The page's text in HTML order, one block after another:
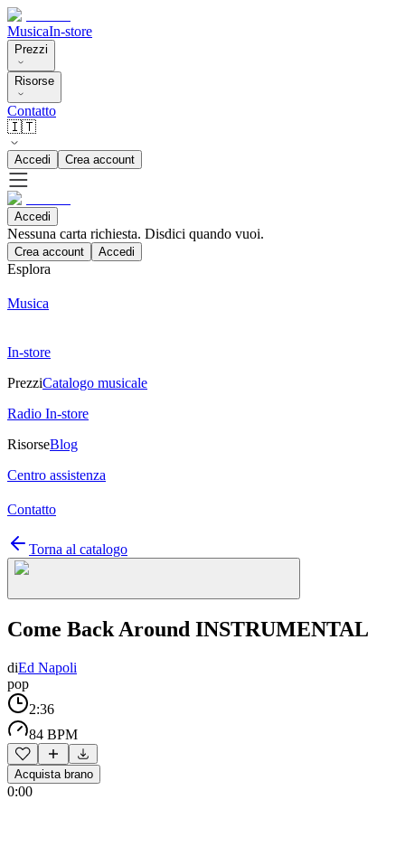
MusicaIn-store
Prezzi
Risorse
Contatto
🇮🇹
Accedi Crea account
Accedi
Nessuna carta richiesta. Disdici quando vuoi.
Crea account Accedi
Esplora
Musica
In-store
PrezziCatalogo musicale
Radio In-store
RisorseBlog
Centro assistenza
Contatto
Torna al catalogo
Come Back Around INSTRUMENTAL
diEd Napoli
pop
2:36
84 BPM
Acquista brano
0:00